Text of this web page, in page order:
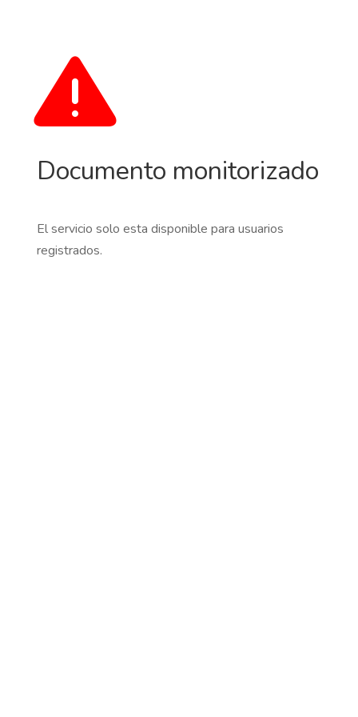
Documento monitorizado
El servicio solo esta disponible para usuarios
registrados.